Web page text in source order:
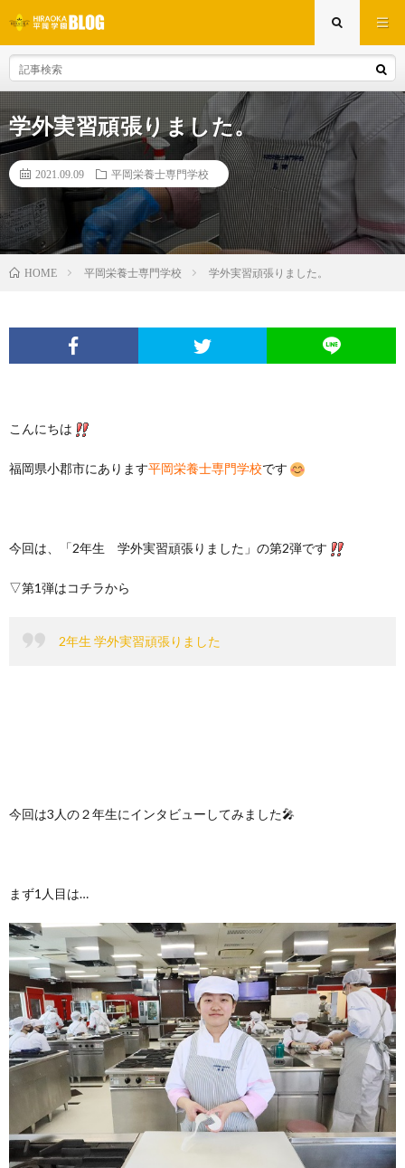
学外実習頑張りました。
2021.09.09 平岡栄養士専門学校
HOME 平岡栄養士専門学校 学外実習頑張りました。
こんにちは
福岡県小郡市にあります平岡栄養士専門学校です
今回は、「2年生 学外実習頑張りました」の第2弾です
▽第1弾はコチラから
2年生 学外実習頑張りました
今回は3人の２年生にインタビューしてみました🎤
まず1人目は…